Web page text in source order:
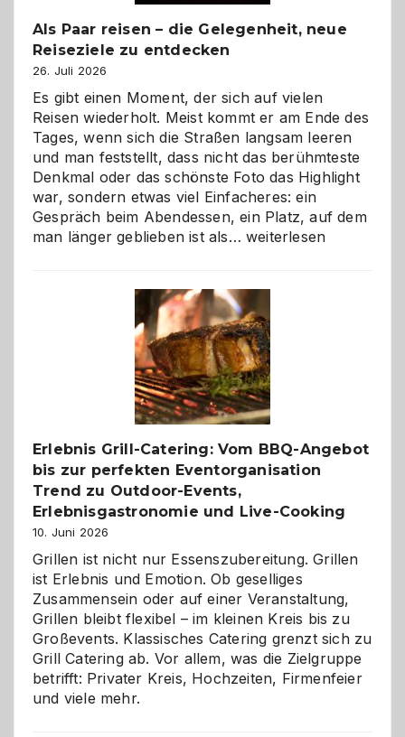
Als Paar reisen – die Gelegenheit, neue
Reiseziele zu entdecken
26. Juli 2026
Es gibt einen Moment, der sich auf vielen
Reisen wiederholt. Meist kommt er am Ende des
Tages, wenn sich die Straßen langsam leeren
und man feststellt, dass nicht das berühmteste
Denkmal oder das schönste Foto das Highlight
war, sondern etwas viel Einfacheres: ein
Gespräch beim Abendessen, ein Platz, auf dem
man länger geblieben ist als… Als
–
die
Gelegenheit,
neue
Reiseziele
zu
entdecken
weiterlesen
Erlebnis Grill-Catering: Vom BBQ-Angebot
bis zur perfekten Eventorganisation
Trend zu Outdoor-Events,
Erlebnisgastronomie und Live-Cooking
10. Juni 2026
Grillen ist nicht nur Essenszubereitung. Grillen
ist Erlebnis und Emotion. Ob geselliges
Zusammensein oder auf einer Veranstaltung,
Grillen bleibt flexibel – im kleinen Kreis bis zu
Großevents. Klassisches Catering grenzt sich zu
Grill Catering ab. Vor allem, was die Zielgruppe
betrifft: Privater Kreis, Hochzeiten, Firmenfeier
und viele mehr.